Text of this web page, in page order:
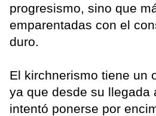
progresismo, sino que
emparentadas con el
duro.
El kirchnerismo tiene un
ya que desde su llegada
intentó ponerse por